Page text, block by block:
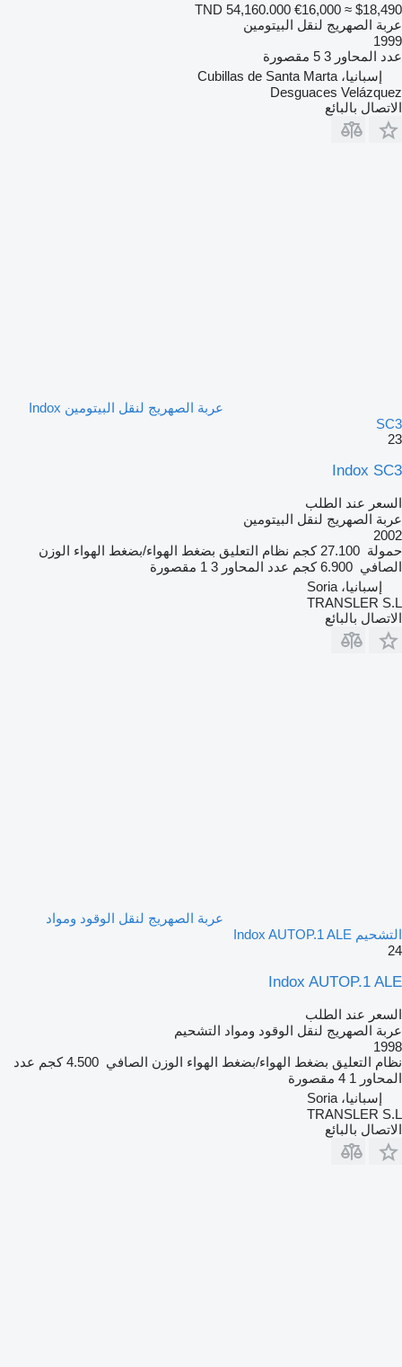
TND 54,160.000 €16,000 ≈ $18,490
عربة الصهريج لنقل البيتومين
1999
عدد المحاور 3 5 مقصورة
إسبانيا، Cubillas de Santa Marta
Desguaces Velázquez
الاتصال بالبائع
عربة الصهريج لنقل البيتومين Indox
SC3
23
Indox SC3
السعر عند الطلب
عربة الصهريج لنقل البيتومين
2002
حمولة 27.100 كجم نظام التعليق بضغط الهواء/بضغط الهواء الوزن
الصافي 6.900 كجم عدد المحاور 3 1 مقصورة
إسبانيا، Soria
TRANSLER S.L
الاتصال بالبائع
عربة الصهريج لنقل الوقود ومواد
التشحيم Indox AUTOP.1 ALE
24
Indox AUTOP.1 ALE
السعر عند الطلب
عربة الصهريج لنقل الوقود ومواد التشحيم
1998
نظام التعليق بضغط الهواء/بضغط الهواء الوزن الصافي 4.500 كجم
عدد
المحاور 1 4 مقصورة
إسبانيا، Soria
TRANSLER S.L
الاتصال بالبائع